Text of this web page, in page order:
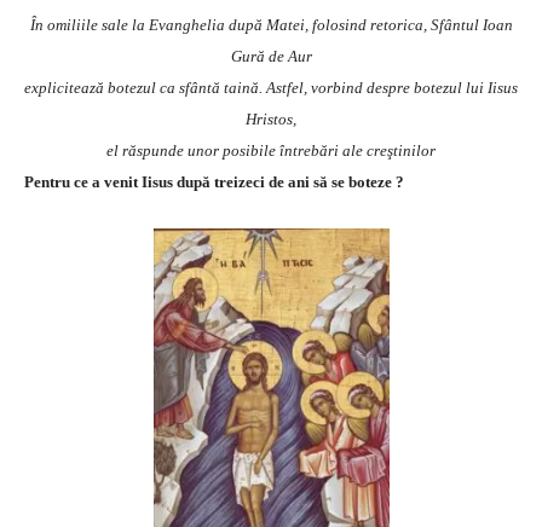
În omiliile sale la Evanghelia după Matei, folosind retorica, Sfântul Ioan
Gură de Aur
explicitează botezul ca sfântă taină. Astfel, vorbind despre botezul lui Iisus
Hristos,
el răspunde unor posibile întrebări ale creştinilor
Pentru ce a venit Iisus după treizeci de ani să se boteze ?